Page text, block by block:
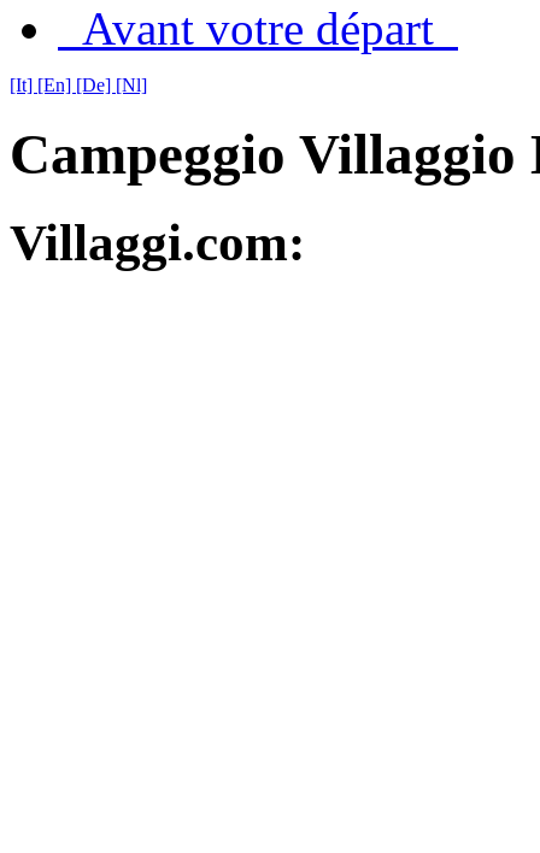
Avant votre départ
[It] [En] [De] [Nl]
Campeggio Villaggio
Villaggi.com: